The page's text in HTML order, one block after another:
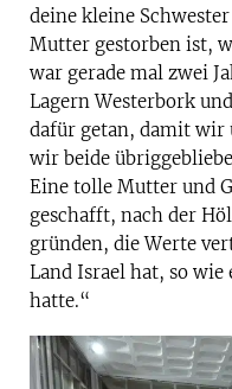
deine kleine
Mutter gestorben ist,
war gerade mal zwei
Lagern Westerbork
dafür getan, damit wir
wir beide
Eine tolle Mutter und
geschafft, nach der
gründen, die Werte
Land Israel hat, so wie
hatte.“